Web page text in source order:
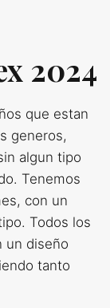
2024
que estan
generos,
algun tipo
Tenemos
con un
Todos los
un diseño
tanto